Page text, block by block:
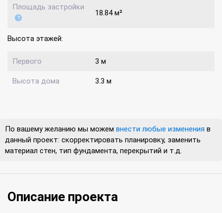
Площадь застройки
18.84 м²
Высота этажей:
Первого 3 м
Высота дома 3.3 м
По вашему желанию мы можем внести любые изменения в
данный проект: скорректировать планировку, заменить
материал стен, тип фундамента, перекрытий и т.д.
Описание проекта